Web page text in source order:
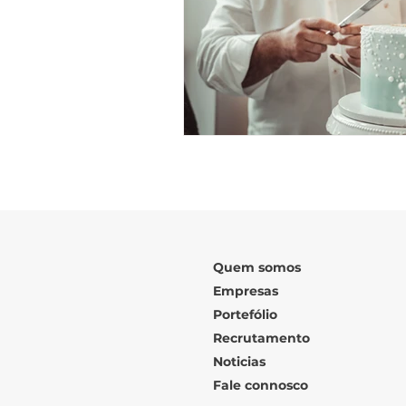
Quem somos
Empresas
Portefólio
Recrutamento
Noticias
Fale connosco